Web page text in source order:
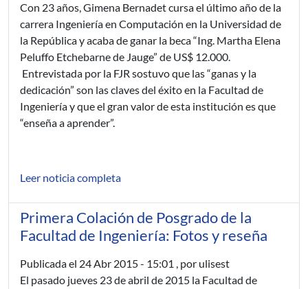
Con 23 años, Gimena Bernadet cursa el último año de la
carrera Ingeniería en Computación en la Universidad de
la República y acaba de ganar la beca “Ing. Martha Elena
Peluffo Etchebarne de Jauge” de US$ 12.000.
Entrevistada por la FJR sostuvo que las “ganas y la
dedicación” son las claves del éxito en la Facultad de
Ingeniería y que el gran valor de esta institución es que
“enseña a aprender”.
Leer noticia completa
Primera Colación de Posgrado de la
Facultad de Ingeniería: Fotos y reseña
Publicada el 24 Abr 2015 - 15:01 , por ulisest
El pasado jueves 23 de abril de 2015 la Facultad de